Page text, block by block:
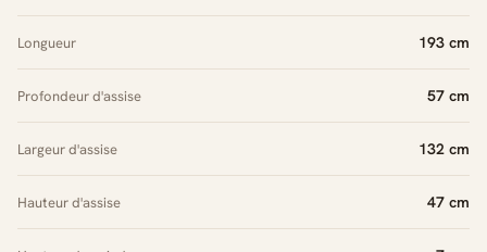
Longueur 193 cm
Profondeur d'assise 57 cm
Largeur d'assise 132 cm
Hauteur d'assise 47 cm